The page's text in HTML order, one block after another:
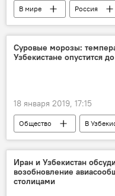
В мире Россия
Строительство Крымского
Суровые морозы:
Узбекистане опустится
18 января 2019, 17:15
Общество
В
Узбекистан
МЧС Узбекистана
Иран и Узбекистан
возобновление
столицами